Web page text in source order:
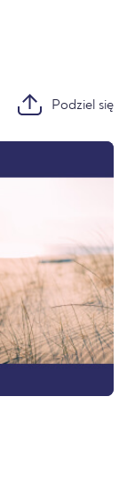
Podziel się